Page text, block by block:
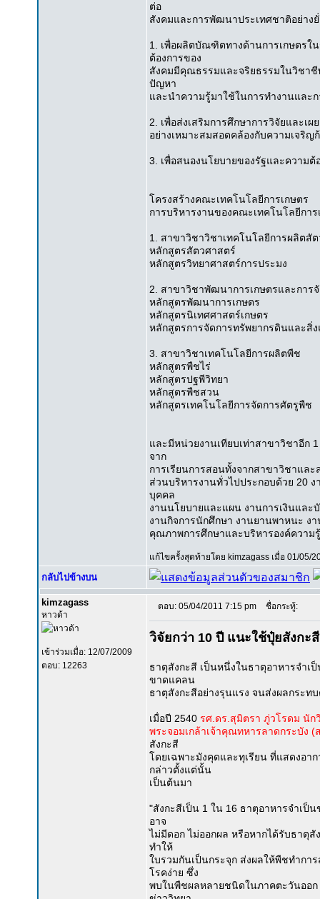
ต่อ
สังคมและการพัฒนาประเทศชาติอย่าง
1. เพื่อผลิตบัณฑิตทางด้านการเกษตร
ต้องการของ
สังคมมีคุณธรรมและจริยธรรมในวิชาชี
ปัญหา
และนำความรู้มาใช้ในการทำงานและ
2. เพื่อส่งเสริมการศึกษาการวิจัยและเ
อย่างเหมาะสมสอดคล้องกับความเจริ
3. เพื่อสนองนโยบายของรัฐและความ
โครงสร้างคณะเทคโนโลยีการเกษตร
การบริหารงานของคณะเทคโนโลยีกา
1. สาขาวิชาวิชาเทคโนโลยีการผลิตสั
หลักสูตรสัตวศาสตร์
หลักสูตรวิทยาศาสตร์การประมง
2. สาขาวิชาพัฒนาการเกษตรและการ
หลักสูตรพัฒนาการเกษตร
หลักสูตรนิเทศศาสตร์เกษตร
หลักสูตรการจัดการทรัพยากรดินและสิ่
3. สาขาวิชาเทคโนโลยีการผลิตพืช
หลักสูตรพืชไร่
หลักสูตรปฐพีวิทยา
หลักสูตรพืชสวน
หลักสูตรเทคโนโลยีการจัดการศัตรูพืช
และมีหน่วยงานเทียบเท่าสาขาวิชาอีก
จาก
การเรียนการสอนทั้งจากสาขาวิชาแล
ส่วนบริหารงานทั่วไปประกอบด้วย 20
บุคคล
งานนโยบายและแผน งานการเงินแล
งานกิจการนักศึกษา งานยานพาหนะ ง
คุณภาพการศึกษาและบริหารองค์ความ
แก้ไขครั้งสุดท้ายโดย kimzagass เมื่อ 01/05/
กลับไปข้างบน
kimzagass
หาวด้า
เข้าร่วมเมื่อ: 12/07/2009
ตอบ: 12263
ตอบ: 05/04/2011 7:15 pm ชื่อกระทู้:
วิจัยกว่า 10 ปี แนะใช้ปุ๋ยสังก
ธาตุสังกะสี เป็นหนึ่งในธาตุอาหารจำ
ขาดแคลน
ธาตุสังกะสีอย่างรุนแรง จนส่งผลกระท
เมื่อปี 2540 รศ.ดร.สุมิตรา ภู่วโรดม นัก
พระจอมเกล้าเจ้าคุณทหารลาดกระบัง (
สังกะสี
โดยเฉพาะมังคุดและทุเรียน ที่แสดงอา
กล่าวตั้งแต่นั้น
เป็นต้นมา
"สังกะสีเป็น 1 ใน 16 ธาตุอาหารจำเป็
อาจ
ไม่มีดอก ไม่ออกผล หรือหากได้รับธาตุ
ทำให้
ใบรวมกันเป็นกระจุก ส่งผลให้พืชทำกา
โรคง่าย ซึ่ง
พบในพืชผลหลายชนิดในภาคตะวันออก